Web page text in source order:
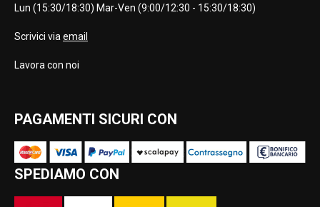
Lun (15:30/18:30) Mar-Ven (9:00/12:30 - 15:30/18:30)
Scrivici via email
Lavora con noi
PAGAMENTI SICURI CON
SPEDIAMO CON